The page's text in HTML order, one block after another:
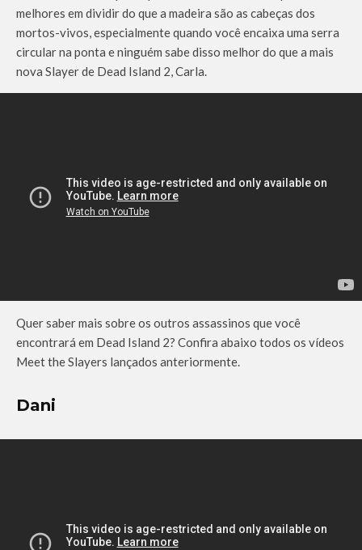
melhores em dividir do que a madeira são as cabeças dos
mortos-vivos, especialmente quando você encaixa uma serra
circular na ponta e ninguém sabe disso melhor do que a mais
nova Slayer de Dead Island 2, Carla.
Quer saber mais sobre os outros assassinos que você
encontrará em Dead Island 2? Confira abaixo todos os vídeos
Meet the Slayers lançados anteriormente.
Dani